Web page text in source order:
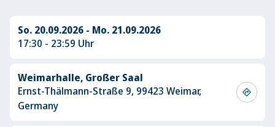
So. 20.09.2026 - Mo. 21.09.2026
17:30 - 23:59 Uhr
Weimarhalle, Großer Saal
Ernst-Thälmann-Straße 9, 99423 Weimar,
Germany
directions